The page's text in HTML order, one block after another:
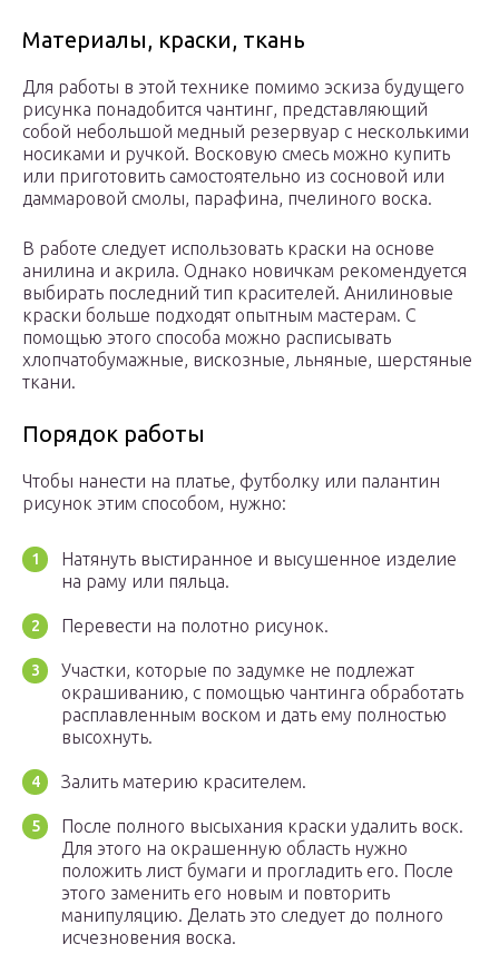
Материалы, краски, ткань
Для работы в этой технике помимо эскиза будущего
рисунка понадобится чантинг, представляющий
собой небольшой медный резервуар с несколькими
носиками и ручкой. Восковую смесь можно купить
или приготовить самостоятельно из сосновой или
даммаровой смолы, парафина, пчелиного воска.
В работе следует использовать краски на основе
анилина и акрила. Однако новичкам рекомендуется
выбирать последний тип красителей. Анилиновые
краски больше подходят опытным мастерам. С
помощью этого способа можно расписывать
хлопчатобумажные, вискозные, льняные, шерстяные
ткани.
Порядок работы
Чтобы нанести на платье, футболку или палантин
рисунок этим способом, нужно:
Натянуть выстиранное и высушенное изделие
на раму или пяльца.
Перевести на полотно рисунок.
Участки, которые по задумке не подлежат
окрашиванию, с помощью чантинга обработать
расплавленным воском и дать ему полностью
высохнуть.
Залить материю красителем.
После полного высыхания краски удалить воск.
Для этого на окрашенную область нужно
положить лист бумаги и прогладить его. После
этого заменить его новым и повторить
манипуляцию. Делать это следует до полного
исчезновения воска.